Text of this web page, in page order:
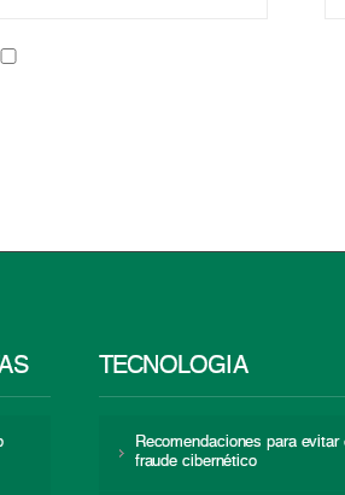
TECNOLOGÍA
Recomendaciones para evitar
fraude cibernético